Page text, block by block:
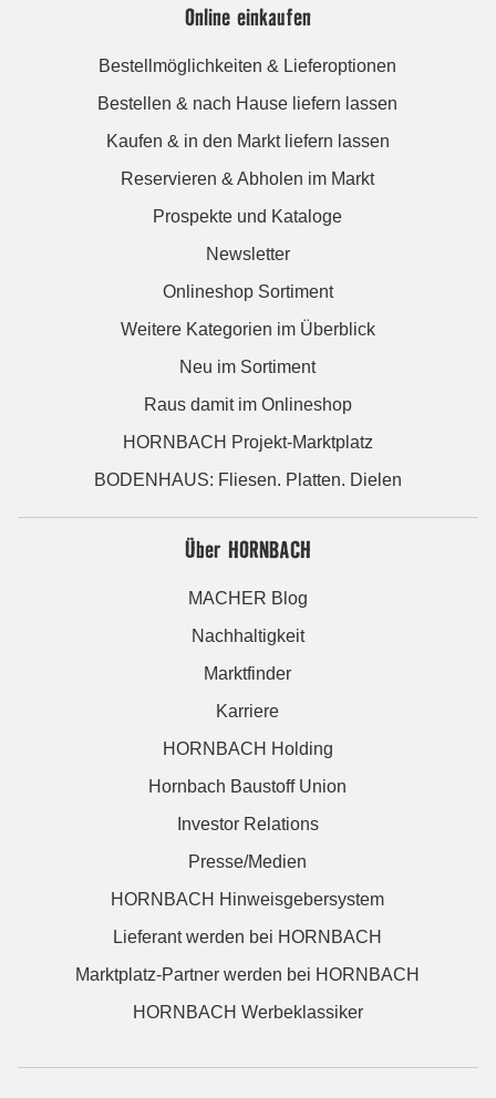
Online einkaufen
Bestellmöglichkeiten & Lieferoptionen
Bestellen & nach Hause liefern lassen
Kaufen & in den Markt liefern lassen
Reservieren & Abholen im Markt
Prospekte und Kataloge
Newsletter
Onlineshop Sortiment
Weitere Kategorien im Überblick
Neu im Sortiment
Raus damit im Onlineshop
HORNBACH Projekt-Marktplatz
BODENHAUS: Fliesen. Platten. Dielen
Über HORNBACH
MACHER Blog
Nachhaltigkeit
Marktfinder
Karriere
HORNBACH Holding
Hornbach Baustoff Union
Investor Relations
Presse/Medien
HORNBACH Hinweisgebersystem
Lieferant werden bei HORNBACH
Marktplatz-Partner werden bei HORNBACH
HORNBACH Werbeklassiker